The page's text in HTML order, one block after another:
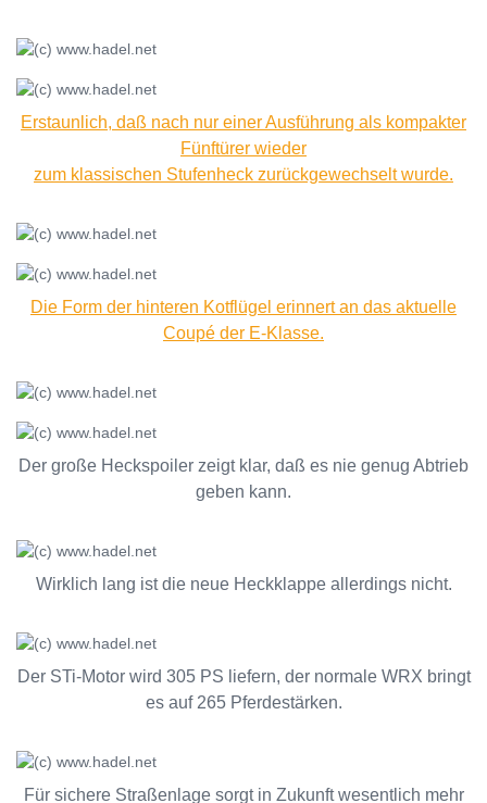
Erstaunlich, daß nach nur einer Ausführung als kompakter
Fünftürer wieder
zum klassischen Stufenheck zurückgewechselt wurde.
Die Form der hinteren Kotflügel erinnert an das aktuelle
Coupé der E-Klasse.
Der große Heckspoiler zeigt klar, daß es nie genug Abtrieb
geben kann.
Wirklich lang ist die neue Heckklappe allerdings nicht.
Der STi-Motor wird 305 PS liefern, der normale WRX bringt
es auf 265 Pferdestärken.
Für sichere Straßenlage sorgt in Zukunft wesentlich mehr